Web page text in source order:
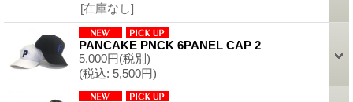
[在庫なし]
PANCAKE PNCK 6PANEL CAP 2
5,000円(税別)
(税込: 5,500円)